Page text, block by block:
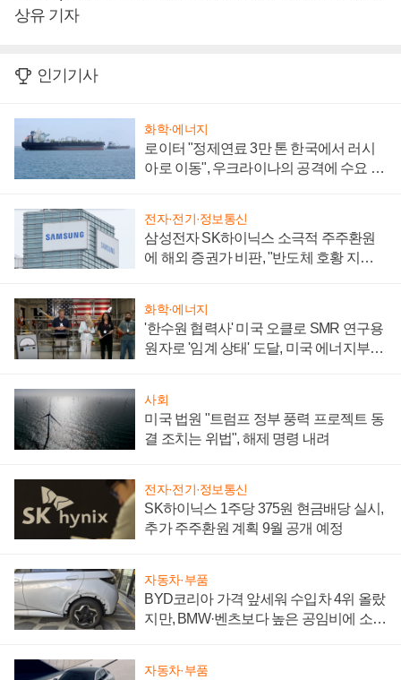
상유 기자
인기기사
화학·에너지
로이터 "정제연료 3만 톤 한국에서 러시
아로 이동", 우크라이나의 공격에 수요 늘
전자·전기·정보통신
삼성전자 SK하이닉스 소극적 주주환원
에 해외 증권가 비판, "반도체 호황 지속
화학·에너지
'한수원 협력사' 미국 오클로 SMR 연구용
원자로 '임계 상태' 도달, 미국 에너지부
사회
미국 법원 "트럼프 정부 풍력 프로젝트 동
결 조치는 위법", 해제 명령 내려
전자·전기·정보통신
SK하이닉스 1주당 375원 현금배당 실시,
추가 주주환원 계획 9월 공개 예정
자동차·부품
BYD코리아 가격 앞세워 수입차 4위 올랐
지만, BMW·벤츠보다 높은 공임비에 소비
자동차·부품